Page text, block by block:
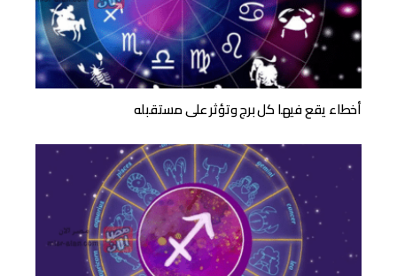
أخطاء يقع فيها كل برج وتؤثر على مستقبله